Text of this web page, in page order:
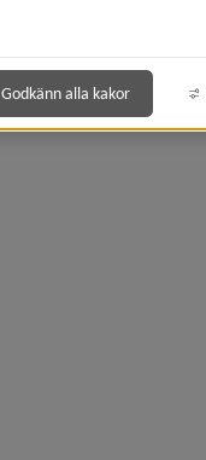
Kommunikation
Godkänn alla kakor